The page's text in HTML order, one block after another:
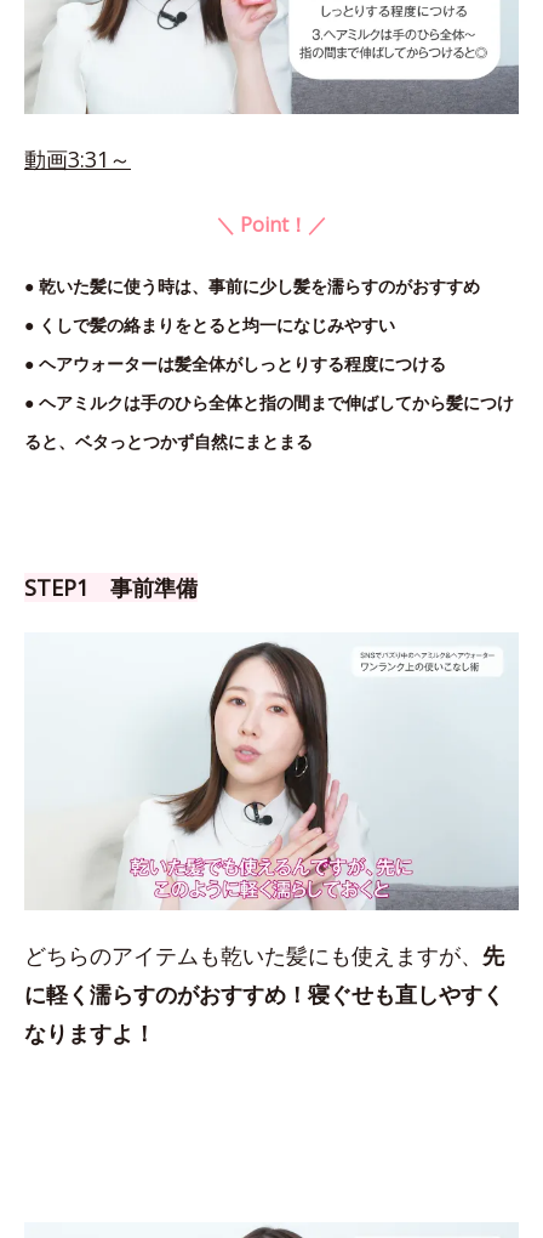
動画3:31～
＼ Point！／
● 乾いた髪に使う時は、事前に少し髪を濡らすのがおすすめ
● くしで髪の絡まりをとると均一になじみやすい
● ヘアウォーターは髪全体がしっとりする程度につける
● ヘアミルクは手のひら全体と指の間まで伸ばしてから髪につけ
ると、ベタっとつかず自然にまとまる
STEP1 事前準備
どちらのアイテムも乾いた髪にも使えますが、 先
に軽く濡らすのがおすすめ！寝ぐせも直しやすく
なりますよ！